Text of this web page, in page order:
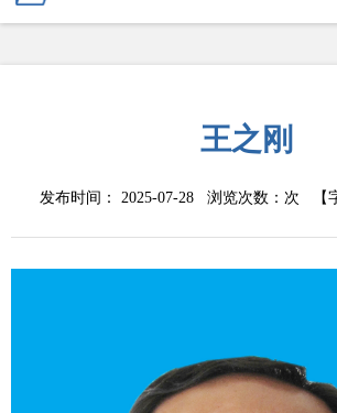
王之刚
发布时间： 2025-07-28 浏览次数： 次 【